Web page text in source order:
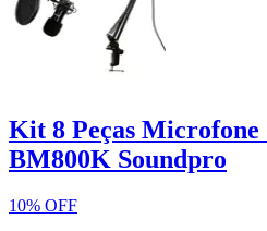
Kit 8 Peças Microfone
BM800K Soundpro
10% OFF